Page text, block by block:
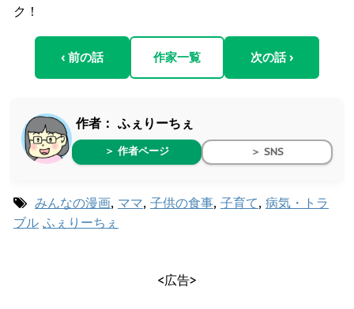
ク！
‹ 前の話 作家一覧 次の話 ›
作者： ふぇりーちぇ
＞ 作者ページ ＞ SNS
みんなの漫画, ママ, 子供の食事, 子育て, 病気・トラ
ブル ふぇりーちぇ
<広告>